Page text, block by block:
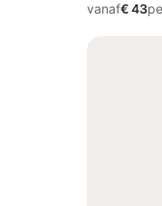
vanaf€ 43